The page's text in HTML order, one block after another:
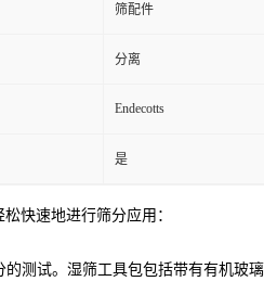
筛配件
分离
Endecotts
是
松快速地进行筛分应用：
测试。 湿筛工具包包括带有有机玻